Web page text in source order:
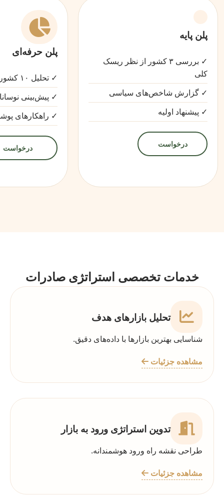
پلن پایه
✓ بررسی ۳ کشور از نظر ریسک
کلی
✓ گزارش شاخص‌های سیاسی
✓ پیشنهاد اولیه
درخواست
پلن حرفه‌ای
✓ تحلیل ۱۰ کشور + رتبه‌بندی ریسک
✓ پیش‌بینی
✓ راهکارهای
درخواست
خدمات تخصصی استراتژی صادرات
تحلیل بازارهای هدف
شناسایی بهترین بازارها با داده‌های دقیق.
مشاهده جزئیات
تدوین استراتژی ورود به بازار
طراحی نقشه راه ورود هوشمندانه.
مشاهده جزئیات